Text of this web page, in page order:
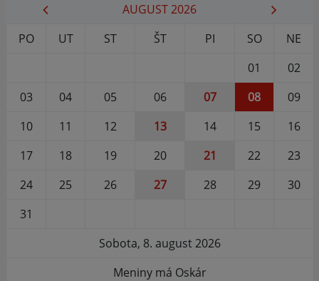
AUGUST 2026
PO
UT ST ŠT PI SO
NE
01
02
03
04 05 06 07 08
09
10
11 12 13 14 15
16
17
18 19 20 21 22
23
24
25 26 27 28 29
30
31
Sobota, 8. august 2026
Meniny má Oskár